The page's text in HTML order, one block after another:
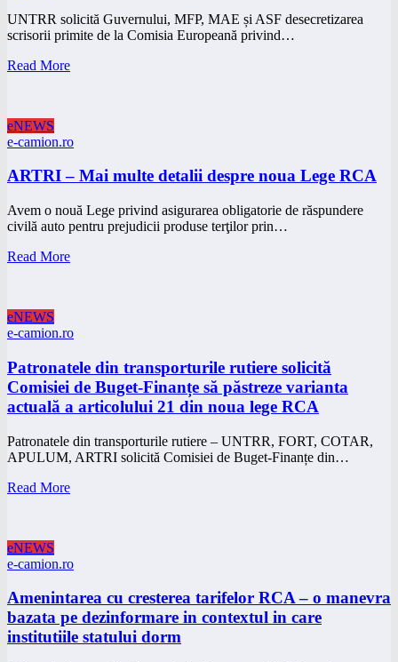
UNTRR solicită Guvernului, MFP, MAE și ASF desecretizarea
scrisorii primite de la Comisia Europeană privind…
Read More
eNEWS
e-camion.ro
ARTRI – Mai multe detalii despre noua Lege RCA
Avem o nouă Lege privind asigurarea obligatorie de răspundere
civilă auto pentru prejudicii produse terţilor prin…
Read More
eNEWS
e-camion.ro
Patronatele din transporturile rutiere solicită
Comisiei de Buget-Finanțe să păstreze varianta
actuală a articolului 21 din noua lege RCA
Patronatele din transporturile rutiere – UNTRR, FORT, COTAR,
APULUM, ARTRI solicită Comisiei de Buget-Finanțe din…
Read More
eNEWS
e-camion.ro
Amenintarea cu cresterea tarifelor RCA – o manevra
bazata pe dezinformare in contextul in care
institutiile statului dorm